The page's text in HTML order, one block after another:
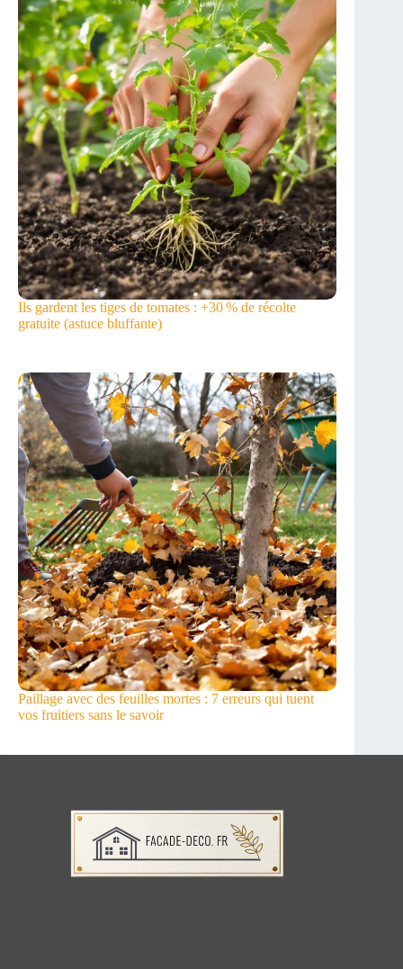
Ils gardent les tiges de tomates : +30 % de récolte
gratuite (astuce bluffante)
Paillage avec des feuilles mortes : 7 erreurs qui tuent
vos fruitiers sans le savoir